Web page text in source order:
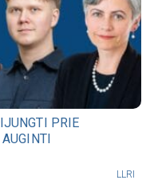
PRIE
LLRI